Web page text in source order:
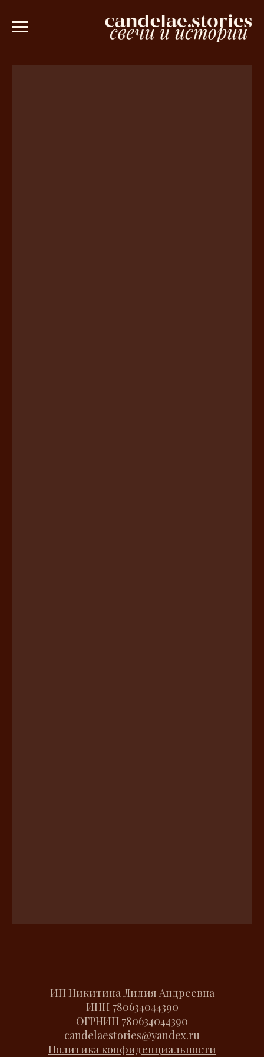
саше в подарок при
ИП Никитина Лидия Андреевна
ИНН 780634044390
ОГРНИП 780634044390
candelaestories@yandex.ru
Политика конфиденциальности